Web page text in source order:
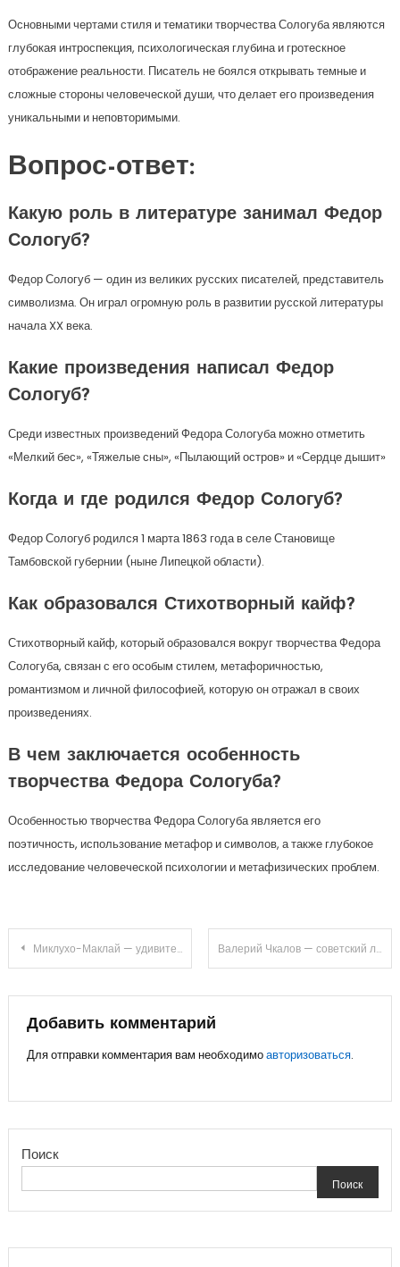
Основными чертами стиля и тематики творчества Сологуба являются
глубокая интроспекция, психологическая глубина и гротескное
отображение реальности. Писатель не боялся открывать темные и
сложные стороны человеческой души, что делает его произведения
уникальными и неповторимыми.
Вопрос-ответ:
Какую роль в литературе занимал Федор
Сологуб?
Федор Сологуб — один из великих русских писателей, представитель
символизма. Он играл огромную роль в развитии русской литературы
начала XX века.
Какие произведения написал Федор
Сологуб?
Среди известных произведений Федора Сологуба можно отметить
«Мелкий бес», «Тяжелые сны», «Пылающий остров» и «Сердце дышит»
Когда и где родился Федор Сологуб?
Федор Сологуб родился 1 марта 1863 года в селе Становище
Тамбовской губернии (ныне Липецкой области).
Как образовался Стихотворный кайф?
Стихотворный кайф, который образовался вокруг творчества Федора
Сологуба, связан с его особым стилем, метафоричностью,
романтизмом и личной философией, которую он отражал в своих
произведениях.
В чем заключается особенность
творчества Федора Сологуба?
Особенностью творчества Федора Сологуба является его
поэтичность, использование метафор и символов, а также глубокое
исследование человеческой психологии и метафизических проблем.
Навигация
по
записям
Миклухо-Маклай — удивительная жизнь и настоящее достижение Валерий Чкалов — советский летчик-испытатель и герой Советского Союза, чьи подвиги в авиации остаются в истории — биография и факты из Википедии
Добавить комментарий
Для отправки комментария вам необходимоавторизоваться.
Поиск
Поиск